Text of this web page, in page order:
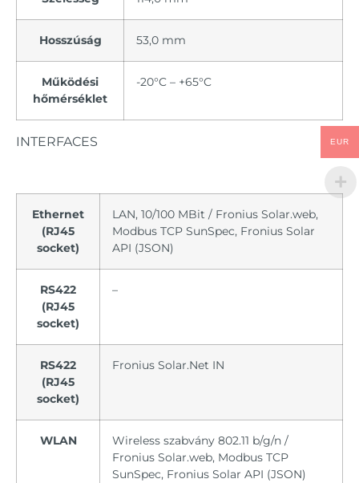
Hosszúság 53,0 mm
Működési
hőmérséklet
-20°C – +65°C
INTERFACES
Ethernet
(RJ45
socket)
LAN, 10/100 MBit / Fronius Solar.web,
Modbus TCP SunSpec, Fronius Solar
API (JSON)
RS422
(RJ45
socket)
–
RS422
(RJ45
socket)
Fronius Solar.Net IN
WLAN
Wireless szabvány 802.11 b/g/n /
Fronius Solar.web, Modbus TCP
SunSpec, Fronius Solar API (JSON)
EUR